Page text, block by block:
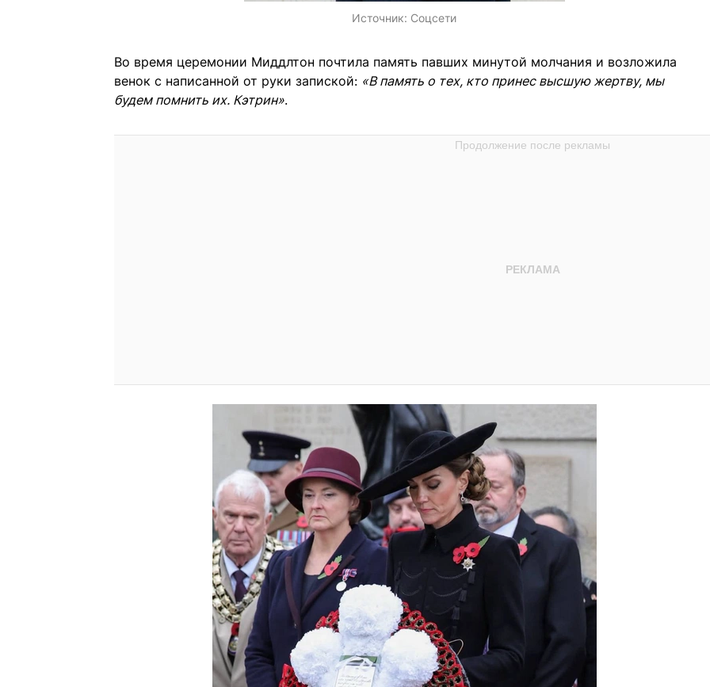
Источник: Соцсети
Во время церемонии Миддлтон почтила память павших минутой молчания и возложила
венок с написанной от руки запиской: «В память о тех, кто принес высшую жертву, мы
будем помнить их. Кэтрин».